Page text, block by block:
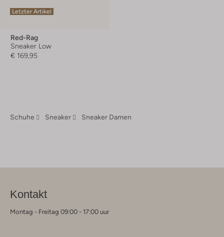
Letzter Artikel
Red-Rag
Sneaker Low
€ 169,95
Schuhe Sneaker Sneaker Damen
Kontakt
Montag - Freitag 09:00 - 17:00 uur